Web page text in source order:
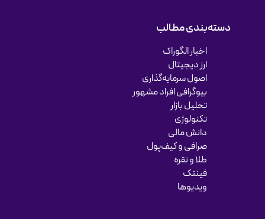
دسته‌بندی مطالب
اخبار الگوراک
ارز دیجیتال
اصول سرمایه‌گذاری
بیوگرافی افراد مشهور
تحلیل بازار
تکنولوژی
دانش مالی
صرافی و کیف‌پول
طلا و نقره
فینتک
ویدیوها